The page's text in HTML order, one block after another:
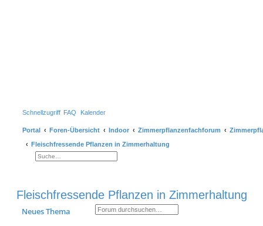
Schnellzugriff FAQ Kalender
Portal Foren-Übersicht Indoor Zimmerpflanzenfachforum
Fleischfressende Pflanzen in Zimmerhaltung
Suche
Erweiterte Suche
Fleischfressende Pflanzen in Zimmerhaltung
Neues Thema Suche
Erweiterte Suche